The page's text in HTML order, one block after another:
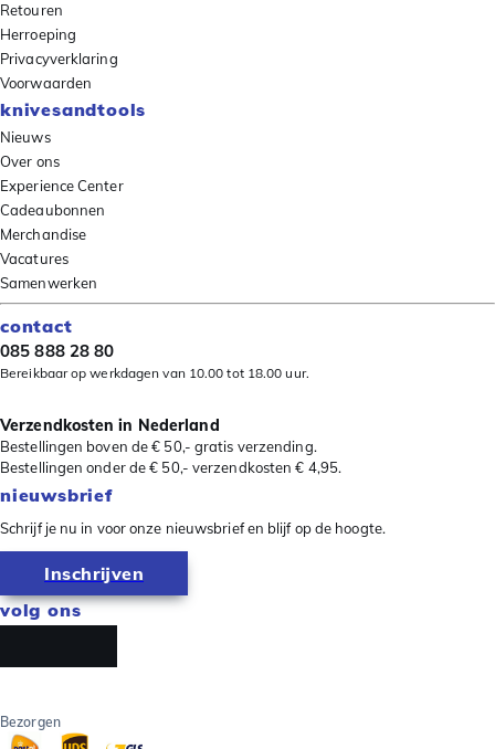
Retouren
Herroeping
Privacyverklaring
Voorwaarden
knivesandtools
Nieuws
Over ons
Experience Center
Cadeaubonnen
Merchandise
Vacatures
Samenwerken
contact
085 888 28 80
Bereikbaar op werkdagen van 10.00 tot 18.00 uur.
Verzendkosten in Nederland
Bestellingen boven de € 50,- gratis verzending.
Bestellingen onder de € 50,- verzendkosten € 4,95.
nieuwsbrief
Schrijf je nu in voor onze nieuwsbrief en blijf op de hoogte.
Inschrijven
volg ons
Bezorgen